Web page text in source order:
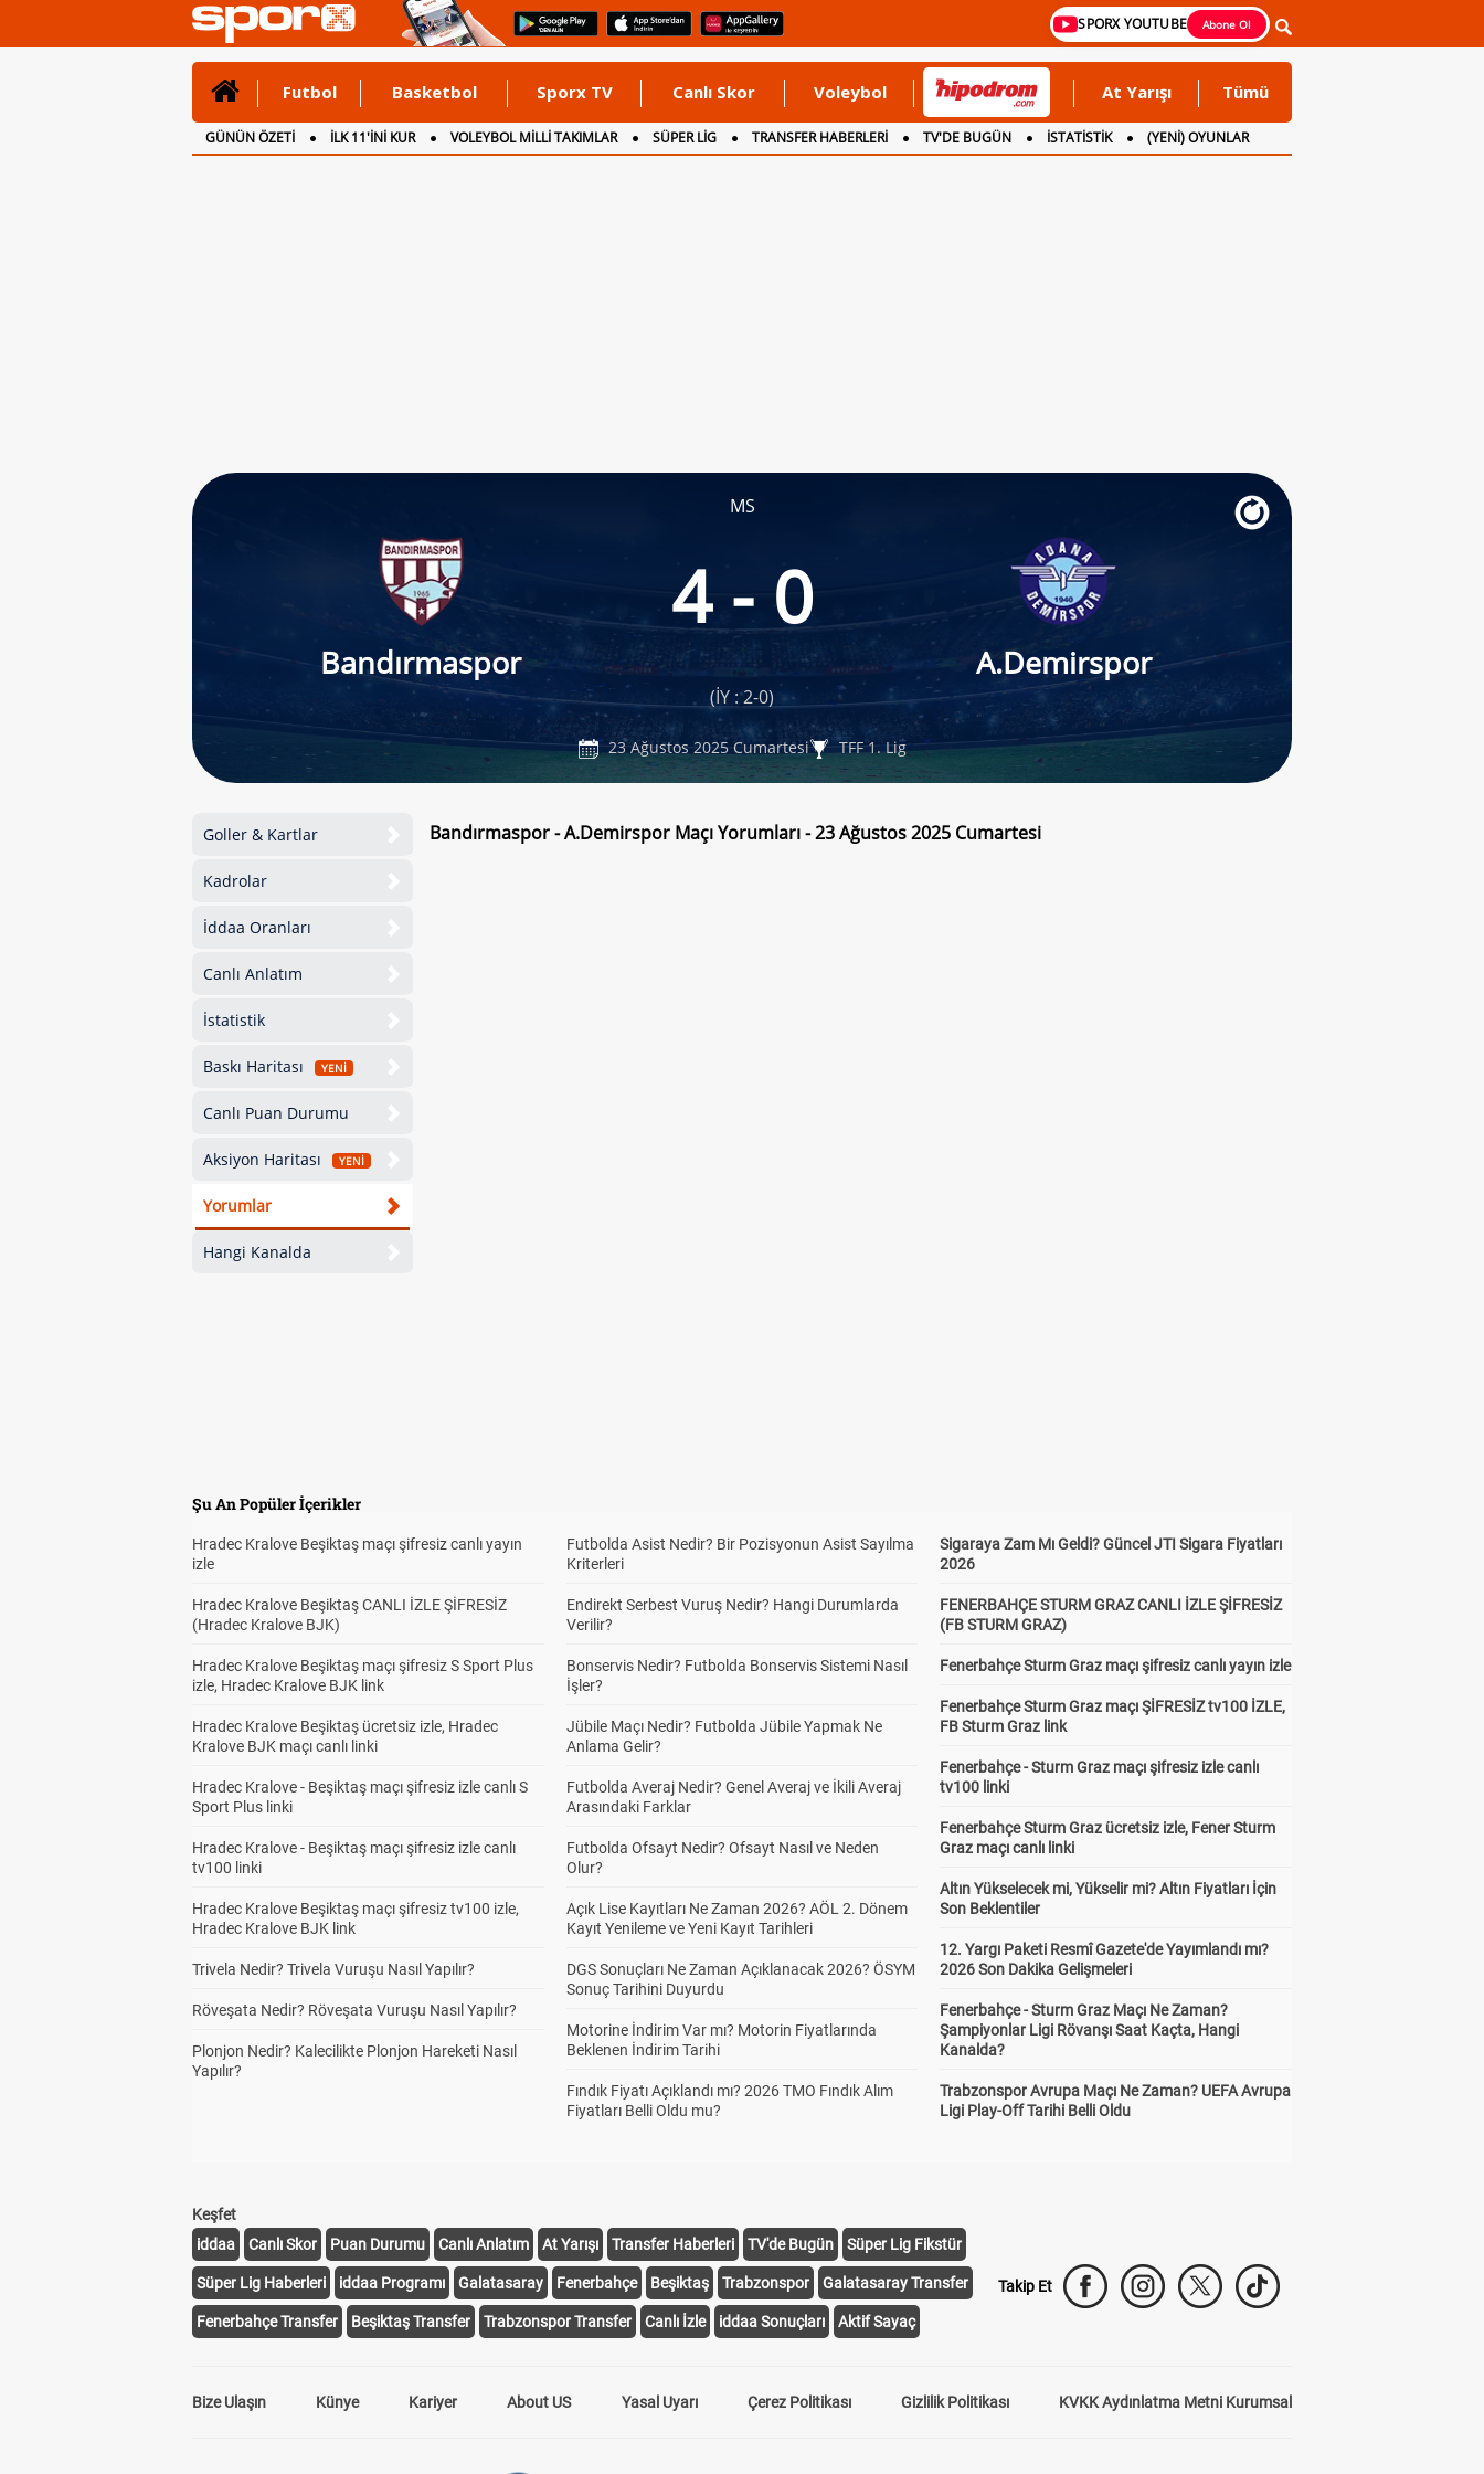
SPORX YOUTUBE Abone Ol
Futbol Basketbol Sporx TV Canlı Skor Voleybol At Yarışı Tümü
GÜNÜN ÖZETİ İLK 11'İNİ KUR VOLEYBOL MİLLİ TAKIMLAR SÜPER LİG TRANSFER HABERLERİ TV'DE BUGÜN İSTATİSTİK
(YENİ) OYUNLAR
CANLI ANLATIM
İNGİLTERE
MS
Bandırmaspor
4 - 0
A.Demirspor
(İY : 2-0)
23 Ağustos 2025 Cumartesi TFF 1. Lig
Goller & Kartlar
Kadrolar
İddaa Oranları
Canlı Anlatım
İstatistik
Baskı Haritası YENİ
Canlı Puan Durumu
Aksiyon Haritası YENİ
Yorumlar
Hangi Kanalda
Bandırmaspor - A.Demirspor Maçı Yorumları - 23 Ağustos 2025 Cumartesi
Şu An Popüler İçerikler
Hradec Kralove Beşiktaş maçı şifresiz canlı yayın
izle
Hradec Kralove Beşiktaş CANLI İZLE ŞİFRESİZ
(Hradec Kralove BJK)
Hradec Kralove Beşiktaş maçı şifresiz S Sport Plus
izle, Hradec Kralove BJK link
Hradec Kralove Beşiktaş ücretsiz izle, Hradec
Kralove BJK maçı canlı linki
Hradec Kralove - Beşiktaş maçı şifresiz izle canlı S
Sport Plus linki
Hradec Kralove - Beşiktaş maçı şifresiz izle canlı
tv100 linki
Hradec Kralove Beşiktaş maçı şifresiz tv100 izle,
Hradec Kralove BJK link
Trivela Nedir? Trivela Vuruşu Nasıl Yapılır?
Röveşata Nedir? Röveşata Vuruşu Nasıl Yapılır?
Plonjon Nedir? Kalecilikte Plonjon Hareketi Nasıl
Yapılır?
Futbolda Asist Nedir? Bir Pozisyonun Asist Sayılma
Kriterleri
Endirekt Serbest Vuruş Nedir? Hangi Durumlarda
Verilir?
Bonservis Nedir? Futbolda Bonservis Sistemi Nasıl
İşler?
Jübile Maçı Nedir? Futbolda Jübile Yapmak Ne
Anlama Gelir?
Futbolda Averaj Nedir? Genel Averaj ve İkili Averaj
Arasındaki Farklar
Futbolda Ofsayt Nedir? Ofsayt Nasıl ve Neden
Olur?
Açık Lise Kayıtları Ne Zaman 2026? AÖL 2. Dönem
Kayıt Yenileme ve Yeni Kayıt Tarihleri
DGS Sonuçları Ne Zaman Açıklanacak 2026? ÖSYM
Sonuç Tarihini Duyurdu
Motorine İndirim Var mı? Motorin Fiyatlarında
Beklenen İndirim Tarihi
Fındık Fiyatı Açıklandı mı? 2026 TMO Fındık Alım
Fiyatları Belli Oldu mu?
Sigaraya Zam Mı Geldi? Güncel JTI Sigara Fiyatları
2026
FENERBAHÇE STURM GRAZ CANLI İZLE ŞİFRESİZ
(FB STURM GRAZ)
Fenerbahçe Sturm Graz maçı şifresiz canlı yayın izle
Fenerbahçe Sturm Graz maçı ŞİFRESİZ tv100 İZLE,
FB Sturm Graz link
Fenerbahçe - Sturm Graz maçı şifresiz izle canlı
tv100 linki
Fenerbahçe Sturm Graz ücretsiz izle, Fener Sturm
Graz maçı canlı linki
Altın Yükselecek mi, Yükselir mi? Altın Fiyatları İçin
Son Beklentiler
12. Yargı Paketi Resmî Gazete'de Yayımlandı mı?
2026 Son Dakika Gelişmeleri
Fenerbahçe - Sturm Graz Maçı Ne Zaman?
Şampiyonlar Ligi Rövanşı Saat Kaçta, Hangi
Kanalda?
Trabzonspor Avrupa Maçı Ne Zaman? UEFA Avrupa
Ligi Play-Off Tarihi Belli Oldu
Keşfet
iddaa
Canlı Skor Puan Durumu Canlı Anlatım At Yarışı Transfer Haberleri TV'de Bugün Süper Lig Fikstür
Süper Lig Haberleri iddaa Programı Galatasaray Fenerbahçe Beşiktaş Trabzonspor Galatasaray Transfer
Fenerbahçe Transfer Beşiktaş Transfer Trabzonspor Transfer Canlı İzle iddaa Sonuçları Aktif Sayaç
Takip Et
Bize Ulaşın Künye Kariyer About US Yasal Uyarı Çerez Politikası Gizlilik Politikası KVKK Aydınlatma Metni Kurumsal